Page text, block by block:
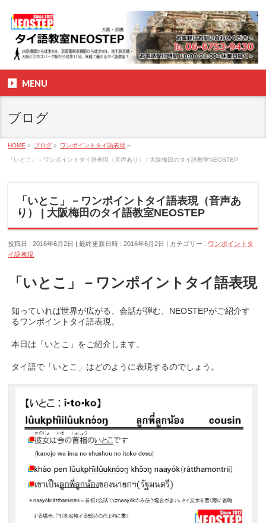
MENU
ブログ
HOME » ブログ » ワンポイントタイ語表現 »
「いとこ」－ワンポイントタイ語表現（音声あり） | 大阪梅田のタイ語教室NEOSTEP
「いとこ」－ワンポイントタイ語表現（音声あ
り） | 大阪梅田のタイ語教室NEOSTEP
投稿日 : 2016年6月2日 最終更新日時 : 2016年6月2日 カテゴリー : ワンポイントタ
イ語表現
「いとこ」－ワンポイントタイ語表現
知っていれば世界が広がる、会話が弾む、NEOSTEPがご紹介す
るワンポイントタイ語表現。
本日は「いとこ」をご紹介します。
タイ語で「いとこ」はどのように表現するのでしょう。